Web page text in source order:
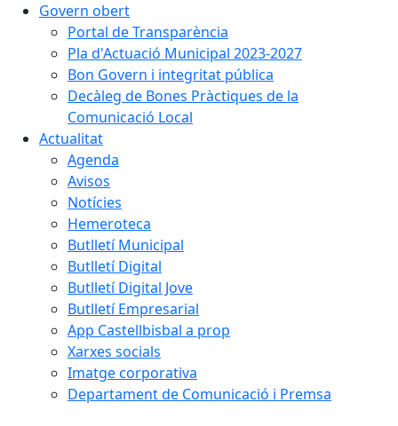
Govern obert
Portal de Transparència
Pla d'Actuació Municipal 2023-2027
Bon Govern i integritat pública
Decàleg de Bones Pràctiques de la
Comunicació Local
Actualitat
Agenda
Avisos
Notícies
Hemeroteca
Butlletí Municipal
Butlletí Digital
Butlletí Digital Jove
Butlletí Empresarial
App Castellbisbal a prop
Xarxes socials
Imatge corporativa
Departament de Comunicació i Premsa